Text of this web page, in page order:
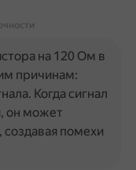
на 120 Ом в
причинам:
Когда сигнал
он может
создавая помехи